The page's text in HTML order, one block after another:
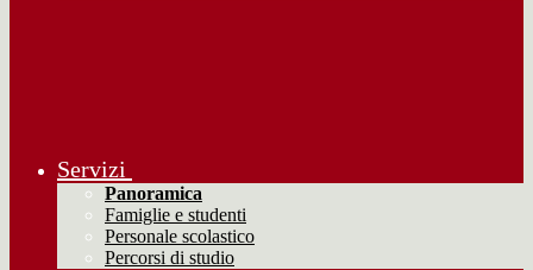
Servizi
Panoramica
Famiglie e studenti
Personale scolastico
Percorsi di studio